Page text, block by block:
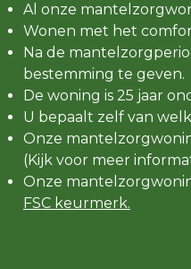
Al onze
Wonen met het
Na de
bestemming te geven.
De woning is 25 jaar
U bepaalt zelf van
Onze
(Kijk voor meer
Onze
FSC keurmerk.